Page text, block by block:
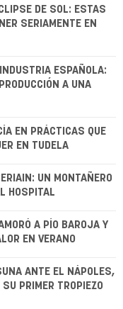
DE SOL: ESTAS
SERIAMENTE EN
ESPAÑOLA:
A UNA
EN PRÁCTICAS QUE
EN TUDELA
UN MONTAÑERO
HOSPITAL
A PÍO BAROJA Y
EN VERANO
ANTE EL NÁPOLES,
PRIMER TROPIEZO